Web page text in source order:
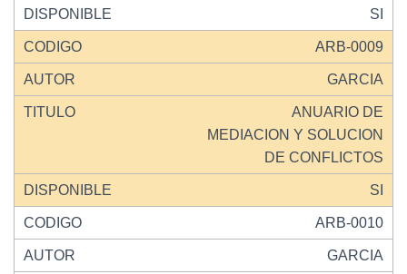
SI
ARB-0009
GARCIA
ANUARIO DE
MEDIACION Y SOLUCION
DE CONFLICTOS
SI
ARB-0010
GARCIA